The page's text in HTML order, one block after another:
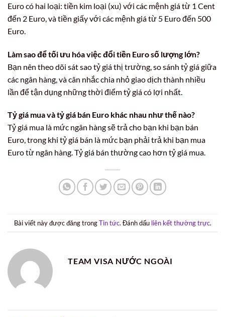
Euro có hai loại: tiền kim loại (xu) với các mệnh giá từ 1 Cent
đến 2 Euro, và tiền giấy với các mệnh giá từ 5 Euro đến 500
Euro.
Làm sao để tối ưu hóa việc đổi tiền Euro số lượng lớn?
Bạn nên theo dõi sát sao tỷ giá thị trường, so sánh tỷ giá giữa
các ngân hàng, và cân nhắc chia nhỏ giao dịch thành nhiều
lần để tận dụng những thời điểm tỷ giá có lợi nhất.
Tỷ giá mua và tỷ giá bán Euro khác nhau như thế nào?
Tỷ giá mua là mức ngân hàng sẽ trả cho bạn khi bạn bán
Euro, trong khi tỷ giá bán là mức bạn phải trả khi bạn mua
Euro từ ngân hàng. Tỷ giá bán thường cao hơn tỷ giá mua.
Bài viết này được đăng trongTin tức. Đánh dấu liên kết thường trực.
TEAM VISA NƯỚC NGOÀI